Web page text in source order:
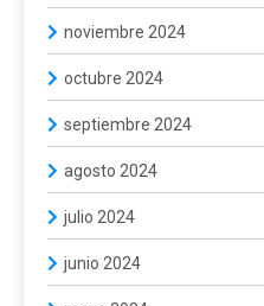
noviembre 2024
octubre 2024
septiembre 2024
agosto 2024
julio 2024
junio 2024